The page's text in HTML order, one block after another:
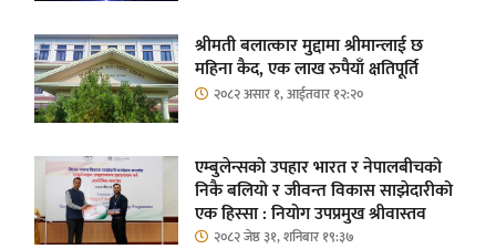
श्रीमती बलात्कार मुद्दामा श्रीमान्लाई छ
महिना कैद, एक लाख रुपैयाँ क्षतिपूर्ति
२०८२ असार १, आईतवार १२:२०
एम्बुलेन्सको उपहार भारत र नेपालबीचको
निकै बलियो र जीवन्त विकास साझेदारीको
एक हिस्सा : नियोग उपप्रमुख श्रीवास्तव
२०८२ जेष्ठ ३१, शनिबार १९:३७